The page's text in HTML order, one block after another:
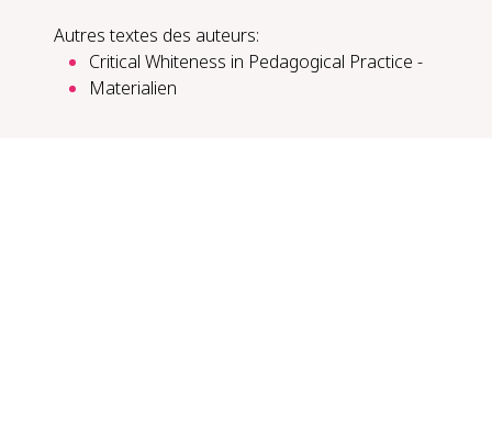
Autres textes des auteurs:
Crit­i­cal White­ness in Ped­a­gog­i­cal Prac­tice -​
Materialien